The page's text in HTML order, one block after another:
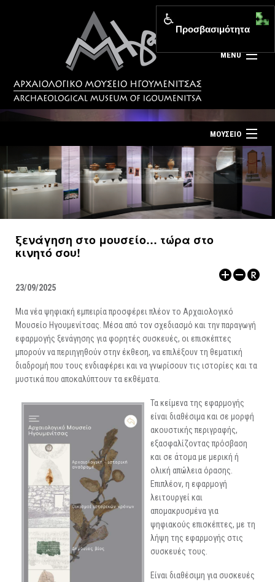
MENU
Αρχική σελίδα
Επίσκεψη
Επικοινωνία
Νέα
ΜΟΥΣΕΙΟ
ΤΟ ΜΟΥΣΕΙΟ
ΕΚΘΕΣΕΙΣ
ΕΚΔΟΣΕΙΣ
ξενάγηση στο μουσείο… τώρα στο
κινητό σου!
23/09/2025
Μια νέα ψηφιακή εμπειρία προσφέρει πλέον το Αρχαιολογικό
Μουσείο Ηγουμενίτσας. Μέσα από τον σχεδιασμό και την παραγωγή
εφαρμογής ξενάγησης για φορητές συσκευές, οι επισκέπτες
μπορούν να περιηγηθούν στην έκθεση, να επιλέξουν τη θεματική
διαδρομή που τους ενδιαφέρει και να γνωρίσουν τις ιστορίες και τα
μυστικά που αποκαλύπτουν τα εκθέματα.
Τα κείμενα της εφαρμογής
είναι διαθέσιμα και σε μορφή
ακουστικής περιγραφής,
εξασφαλίζοντας πρόσβαση
και σε άτομα με μερική ή
ολική απώλεια όρασης.
Επιπλέον, η εφαρμογή
λειτουργεί και
απομακρυσμένα για
ψηφιακούς επισκέπτες, με τη
λήψη της εφαρμογής στις
συσκευές τους.
Είναι διαθέσιμη για συσκευές
Προσβασιμότητα